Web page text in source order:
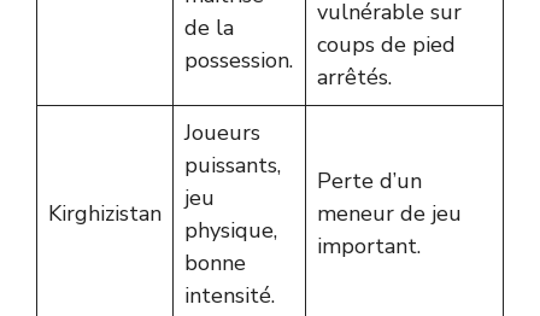
de la
possession.
vulnérable sur
coups de pied
arrêtés.
Kirghizistan
Joueurs
puissants,
jeu
physique,
bonne
intensité.
Perte d’un
meneur de jeu
important.